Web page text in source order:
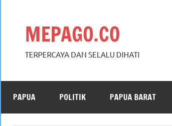
MEPAGO.CO
TERPERCAYA DAN SELALU DIHATI
PAPUA POLITIK PAPUA BARAT